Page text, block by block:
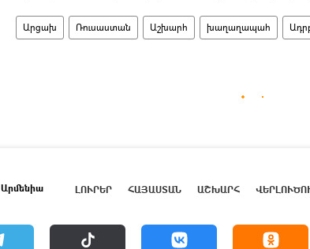
Արցախ Ռուսաստան Աշխարհ խաղաղապահ
Արմենիա ԼՈՒՐԵՐ ՀԱՅԱՍՏԱՆ ԱՇԽԱՐՀ